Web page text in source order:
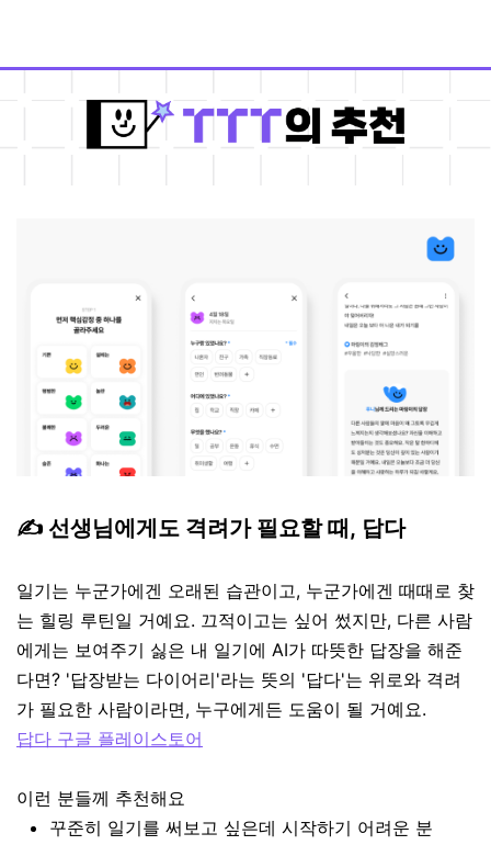
✍️ 선생님에게도 격려가 필요할 때, 답다
일기는 누군가에겐 오래된 습관이고, 누군가에겐 때때로 찾
는 힐링 루틴일 거예요. 끄적이고는 싶어 썼지만, 다른 사람
에게는 보여주기 싫은 내 일기에 AI가 따뜻한 답장을 해준
다면? '답장받는 다이어리'라는 뜻의 '답다'는 위로와 격려
가 필요한 사람이라면, 누구에게든 도움이 될 거예요.
답다 구글 플레이스토어
이런 분들께 추천해요
꾸준히 일기를 써보고 싶은데 시작하기 어려운 분